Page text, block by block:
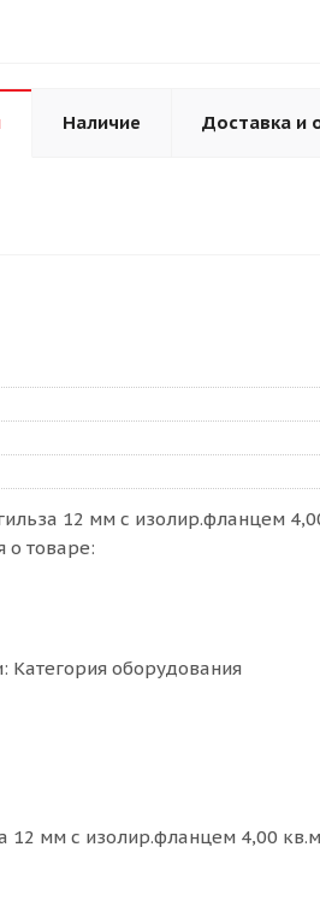
Наличие Доставка и
12 мм с изолир.фланцем
о товаре:
Категория оборудования
12 мм с изолир.фланцем 4,00